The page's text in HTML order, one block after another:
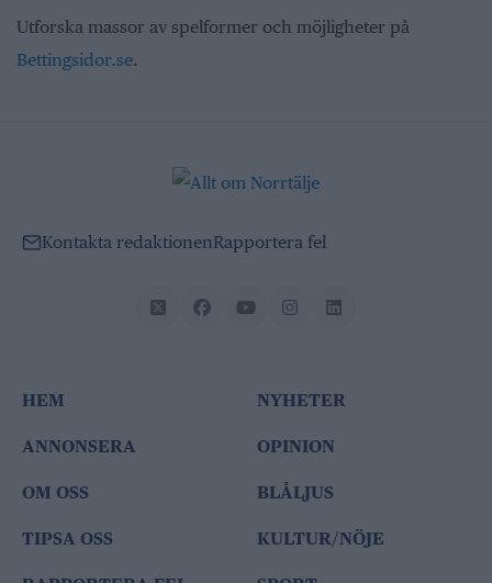
Utforska massor av spelformer och möjligheter på
Bettingsidor.se.
Kontakta redaktionenRapportera fel
HEM
ANNONSERA
OM OSS
TIPSA OSS
NYHETER
OPINION
BLÅLJUS
KULTUR/NÖJE